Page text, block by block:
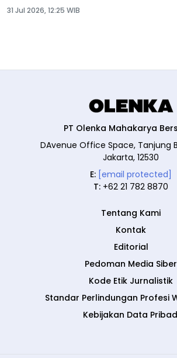
31 Jul 2026, 12:25 WIB
PT Olenka Mahakarya
DAvenue Office Space, Tanjung
Jakarta, 12530
E: [email protected]
T: +62 21 782 8870
Tentang Kami
Kontak
Editorial
Pedoman Media Siber
Kode Etik Jurnalistik
Standar Perlindungan Profesi
Kebijakan Data